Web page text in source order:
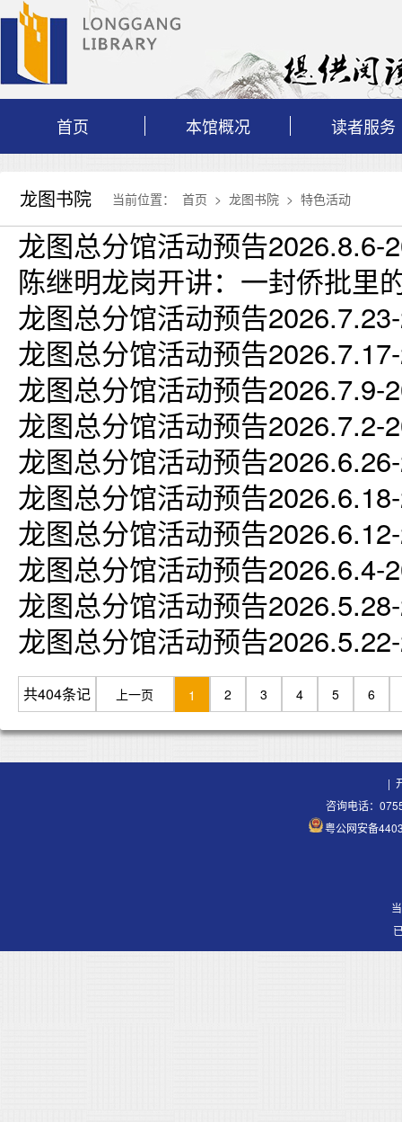
首页 本馆概况 读者服务
龙图书院 当前位置： 首页 > 龙图书院 > 特色活动
龙图总分馆活动预告2026.8.6-
陈继明龙岗开讲：一封侨批里
龙图总分馆活动预告
龙图总分馆活动预告
龙图总分馆活动预告2026.7.9-
龙图总分馆活动预告2026.7.2-
龙图总分馆活动预告
龙图总分馆活动预告
龙图总分馆活动预告
龙图总分馆活动预告2026.6.4-
龙图总分馆活动预告
龙图总分馆活动预告
共404条记
录 34页
上一页 1 2 3 4 5 6
|
咨询电话：
粤公网安备